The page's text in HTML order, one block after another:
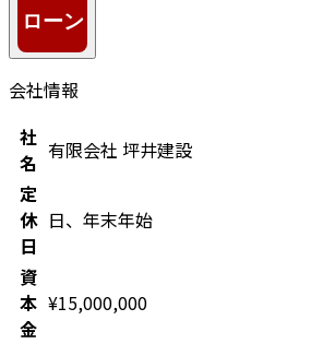
会社情報
社
名 有限会社 坪井建設
定
休
日
日、年末年始
資
本
金
¥15,000,000